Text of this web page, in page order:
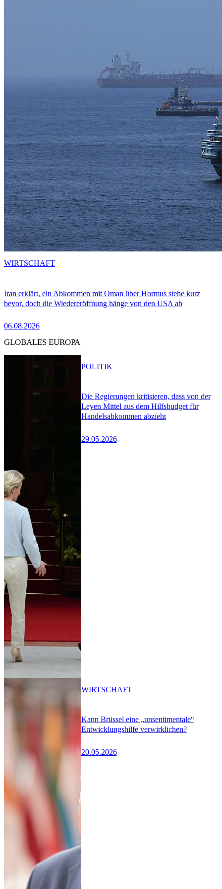
Iran erklärt, ein Abkommen mit Oman über Hormus stehe kurz
bevor, doch die Wiedereröffnung hänge von den USA ab
06.08.2026
WIRTSCHAFT
GLOBALES EUROPA
Die Regierungen kritisieren, dass von der
Leyen Mittel aus dem Hilfsbudget für
Handelsabkommen abzieht
29.05.2026
POLITIK
Kann Brüssel eine „unsentimentale“
Entwicklungshilfe verwirklichen?
20.05.2026
WIRTSCHAFT